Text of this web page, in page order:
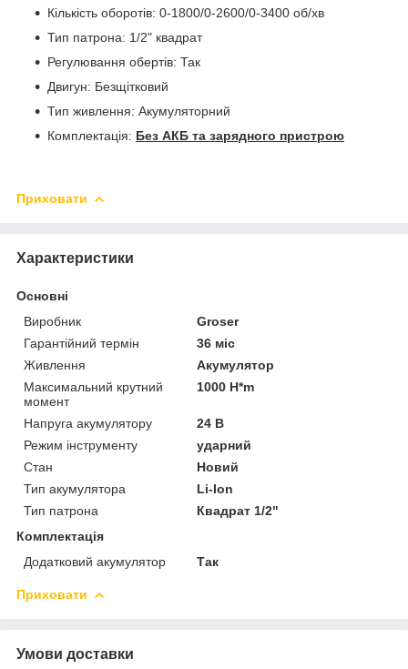
Кількість оборотів: 0-1800/0-2600/0-3400 об/хв
Тип патрона: 1/2" квадрат
Регулювання обертів: Так
Двигун: Безщітковий
Тип живлення: Акумуляторний
Комплектація: Без АКБ та зарядного пристрою
Приховати
Характеристики
Основні
Виробник
Groser
Гарантійний термін
36 міс
Живлення
Акумулятор
Максимальний крутний
момент
1000 H*m
Напруга акумулятору
24 В
Режим інструменту
ударний
Стан
Новий
Тип акумулятора
Li-Ion
Тип патрона
Квадрат 1/2"
Комплектація
Додатковий акумулятор
Так
Приховати
Умови доставки